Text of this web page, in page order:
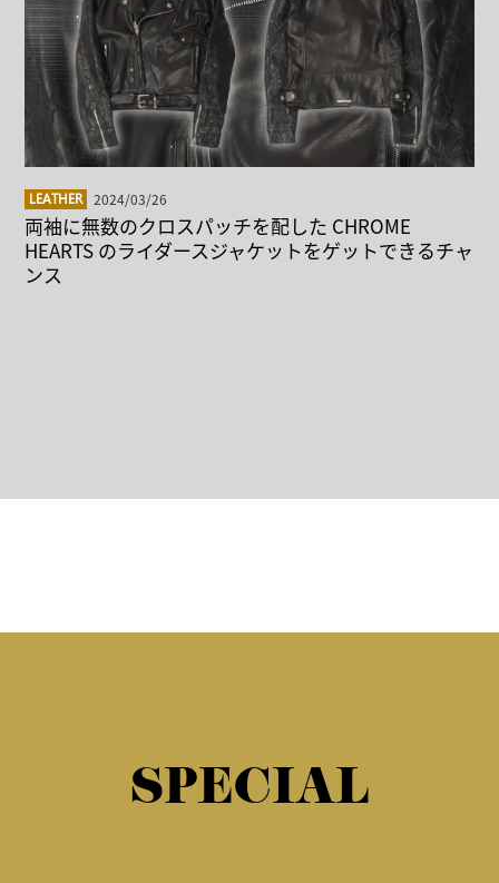
LEATHER 2024/03/26
両袖に無数のクロスパッチを配した CHROME
HEARTS のライダースジャケットをゲットできるチャ
ンス
SPECIAL